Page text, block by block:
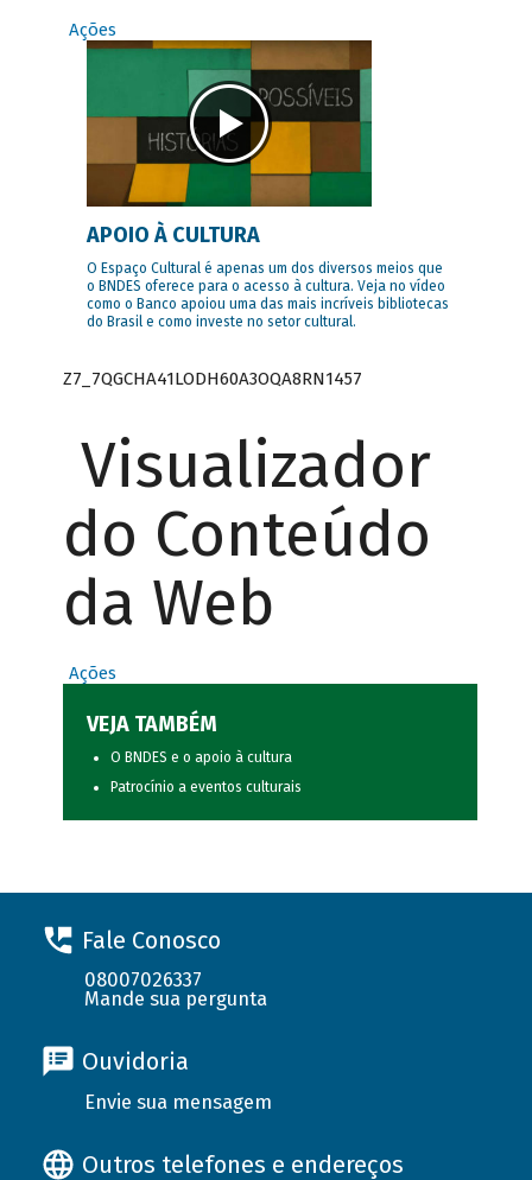
Ações
APOIO À CULTURA
O Espaço Cultural é apenas um dos diversos meios que
o BNDES oferece para o acesso à cultura. Veja no vídeo
como o Banco apoiou uma das mais incríveis bibliotecas
do Brasil e como investe no setor cultural.
Z7_7QGCHA41LODH60A3OQA8RN1457
Visualizador
do Conteúdo
da Web
Ações
VEJA TAMBÉM
O BNDES e o apoio à cultura
Patrocínio a eventos culturais
Fale Conosco
08007026337
Mande sua pergunta
Ouvidoria
Envie sua mensagem
Outros telefones e endereços